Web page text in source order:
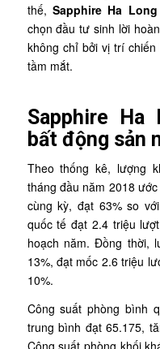
thế, Sapphire Ha Long
chọn đầu tư sinh lời
không chỉ bởi vị trí
tầm mắt.
Sapphire
bất động sản
Theo thống kê, lượng
tháng đầu năm 2018
cùng kỳ, đạt 63% so
quốc tế đạt 2.4 triệu
hoạch năm. Đồng thời,
13%, đạt mốc 2.6 triệu
10%.
Công suất phòng bình
trung bình đạt 65.175,